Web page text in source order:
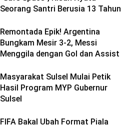
Seorang Santri Berusia 13 Tahun
Remontada Epik! Argentina
Bungkam Mesir 3-2, Messi
Menggila dengan Gol dan Assist
Masyarakat Sulsel Mulai Petik
Hasil Program MYP Gubernur
Sulsel
FIFA Bakal Ubah Format Piala